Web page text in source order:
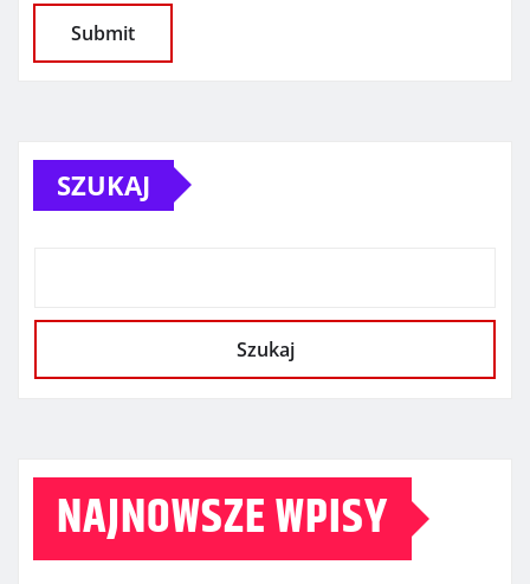
SZUKAJ
Szukaj
NAJNOWSZE WPISY